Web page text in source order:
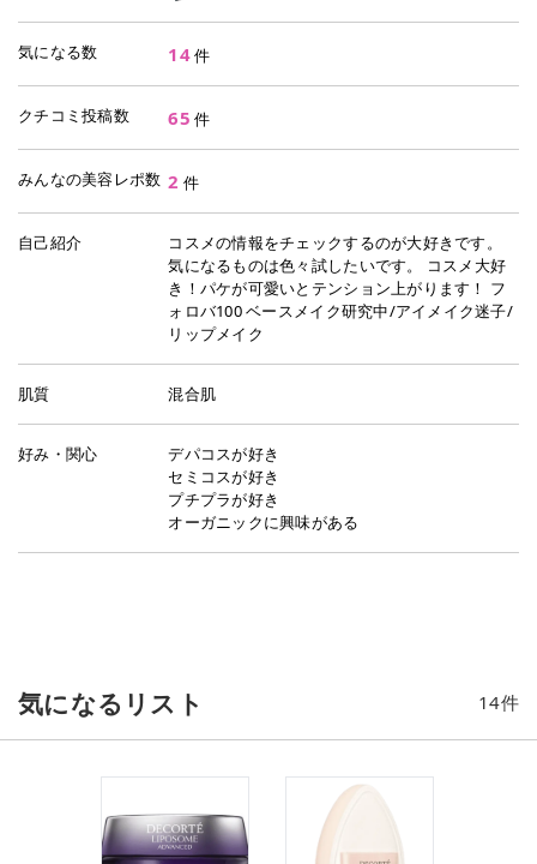
気になる数 14件
クチコミ投稿数 65 件
みんなの美容レポ数 2 件
自己紹介
コスメの情報をチェックするのが大好きです。
気になるものは色々試したいです。 コスメ大好
き！パケが可愛いとテンション上がります！ フ
ォロバ100 ベースメイク研究中/アイメイク迷子/
リップメイク
肌質 混合肌
好み・関心
デパコスが好き
セミコスが好き
プチプラが好き
オーガニックに興味がある
気になるリスト 14件